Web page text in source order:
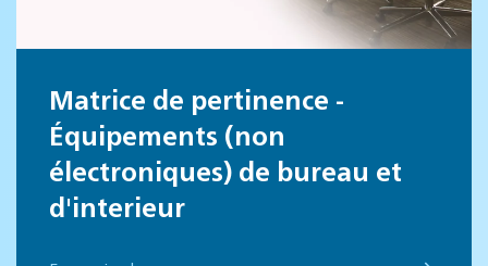
Matrice de pertinence -
Équipements (non
électroniques) de bureau et
d'interieur